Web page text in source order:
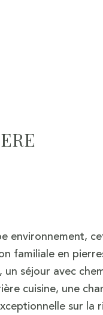
environnement,
familiale en
un séjour avec
cuisine, une
sur la